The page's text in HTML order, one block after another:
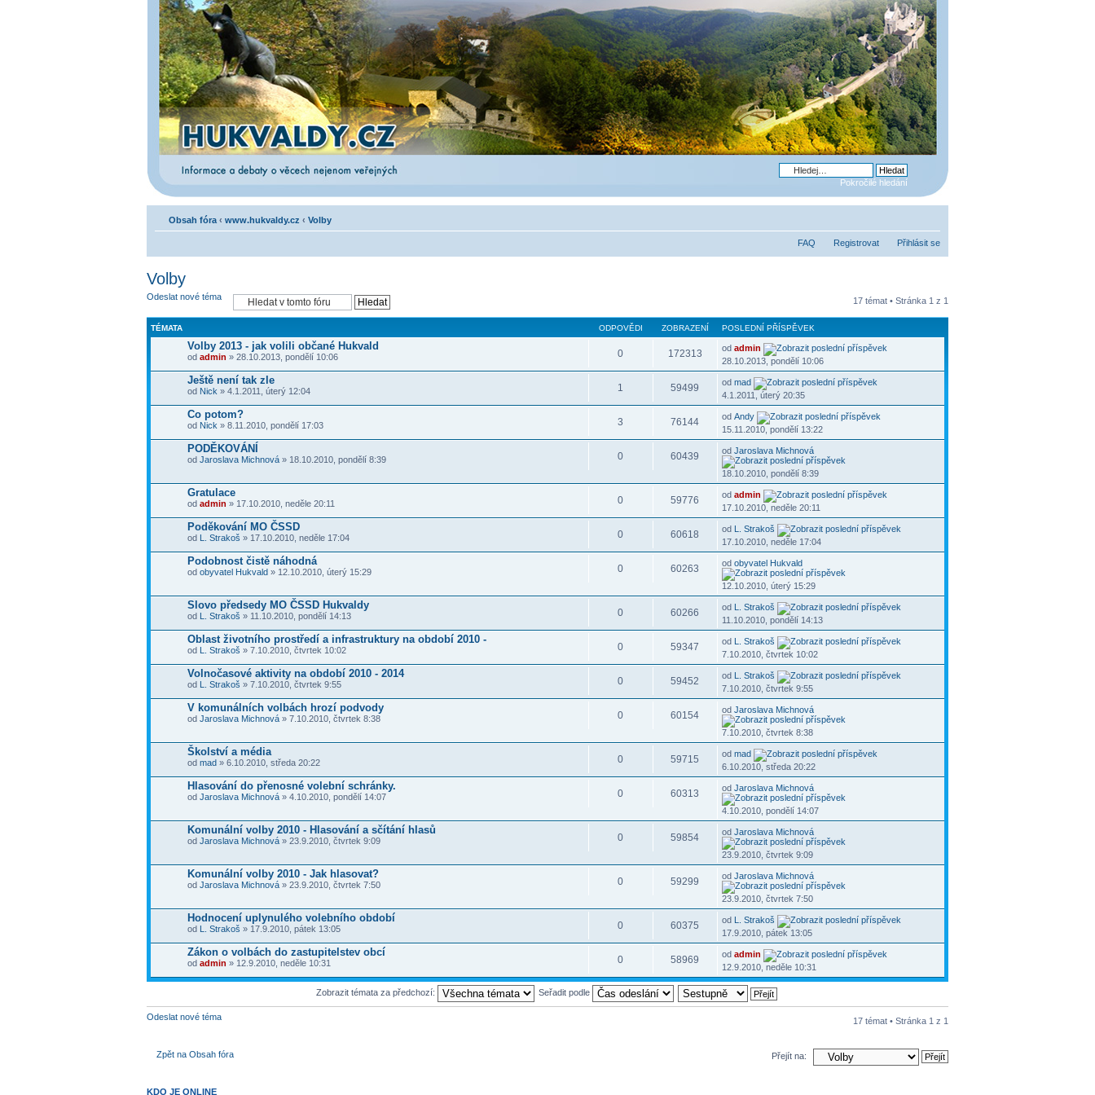
Pokročilé hledání
Obsah fóra ‹ www.hukvaldy.cz ‹ Volby
FAQ Registrovat Přihlásit se
Volby
Odeslat nové téma 17 témat • Stránka 1 z 1
TÉMATA ODPOVĚDI ZOBRAZENÍ POSLEDNÍ PŘÍSPĚVEK
Volby 2013 - jak volili občané Hukvald
od admin » 28.10.2013, pondělí 10:06 0 172313 od admin
28.10.2013, pondělí 10:06
Ještě není tak zle
od Nick » 4.1.2011, úterý 12:04 1 59499 od mad
4.1.2011, úterý 20:35
Co potom?
od Nick » 8.11.2010, pondělí 17:03 3 76144 od Andy
15.11.2010, pondělí 13:22
PODĚKOVÁNÍ
od Jaroslava Michnová » 18.10.2010, pondělí 8:39 0 60439 od Jaroslava Michnová
18.10.2010, pondělí 8:39
Gratulace
od admin » 17.10.2010, neděle 20:11 0 59776 od admin
17.10.2010, neděle 20:11
Poděkování MO ČSSD
od L. Strakoš » 17.10.2010, neděle 17:04 0 60618 od L. Strakoš
17.10.2010, neděle 17:04
Podobnost čistě náhodná
od obyvatel Hukvald » 12.10.2010, úterý 15:29 0 60263 od obyvatel Hukvald
12.10.2010, úterý 15:29
Slovo předsedy MO ČSSD Hukvaldy
od L. Strakoš » 11.10.2010, pondělí 14:13 0 60266 od L. Strakoš
11.10.2010, pondělí 14:13
Oblast životního prostředí a infrastruktury na období 2010 -
od L. Strakoš » 7.10.2010, čtvrtek 10:02 0 59347 od L. Strakoš
7.10.2010, čtvrtek 10:02
Volnočasové aktivity na období 2010 - 2014
od L. Strakoš » 7.10.2010, čtvrtek 9:55 0 59452 od L. Strakoš
7.10.2010, čtvrtek 9:55
V komunálních volbách hrozí podvody
od Jaroslava Michnová » 7.10.2010, čtvrtek 8:38 0 60154 od Jaroslava Michnová
7.10.2010, čtvrtek 8:38
Školství a média
od mad » 6.10.2010, středa 20:22 0 59715 od mad
6.10.2010, středa 20:22
Hlasování do přenosné volební schránky.
od Jaroslava Michnová » 4.10.2010, pondělí 14:07 0 60313 od Jaroslava Michnová
4.10.2010, pondělí 14:07
Komunální volby 2010 - Hlasování a sčítání hlasů
od Jaroslava Michnová » 23.9.2010, čtvrtek 9:09 0 59854 od Jaroslava Michnová
23.9.2010, čtvrtek 9:09
Komunální volby 2010 - Jak hlasovat?
od Jaroslava Michnová » 23.9.2010, čtvrtek 7:50 0 59299 od Jaroslava Michnová
23.9.2010, čtvrtek 7:50
Hodnocení uplynulého volebního období
od L. Strakoš » 17.9.2010, pátek 13:05 0 60375 od L. Strakoš
17.9.2010, pátek 13:05
Zákon o volbách do zastupitelstev obcí
od admin » 12.9.2010, neděle 10:31 0 58969 od admin
12.9.2010, neděle 10:31
Zobrazit témata za předchozí: Seřadit podle
Odeslat nové téma 17 témat • Stránka 1 z 1
Zpět na Obsah fóra Přejít na:
KDO JE ONLINE